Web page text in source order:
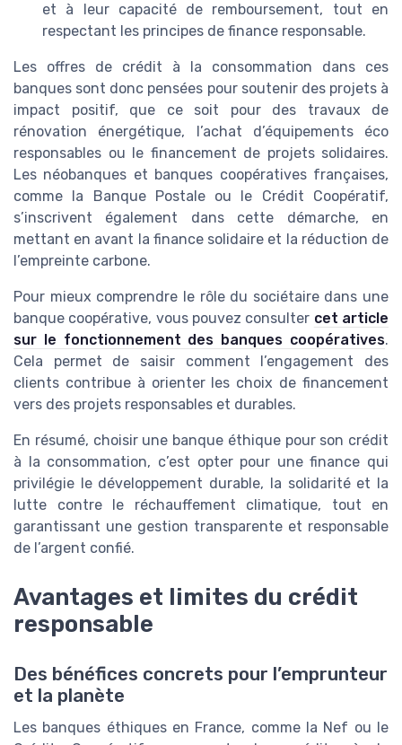
et à leur capacité de remboursement, tout en
respectant les principes de finance responsable.
Les offres de crédit à la consommation dans ces
banques sont donc pensées pour soutenir des projets à
impact positif, que ce soit pour des travaux de
rénovation énergétique, l’achat d’équipements éco
responsables ou le financement de projets solidaires.
Les néobanques et banques coopératives françaises,
comme la Banque Postale ou le Crédit Coopératif,
s’inscrivent également dans cette démarche, en
mettant en avant la finance solidaire et la réduction de
l’empreinte carbone.
Pour mieux comprendre le rôle du sociétaire dans une
banque coopérative, vous pouvez consulter cet article
sur le fonctionnement des banques coopératives.
Cela permet de saisir comment l’engagement des
clients contribue à orienter les choix de financement
vers des projets responsables et durables.
En résumé, choisir une banque éthique pour son crédit
à la consommation, c’est opter pour une finance qui
privilégie le développement durable, la solidarité et la
lutte contre le réchauffement climatique, tout en
garantissant une gestion transparente et responsable
de l’argent confié.
Avantages et limites du crédit
responsable
Des bénéfices concrets pour l’emprunteur
et la planète
Les banques éthiques en France, comme la Nef ou le